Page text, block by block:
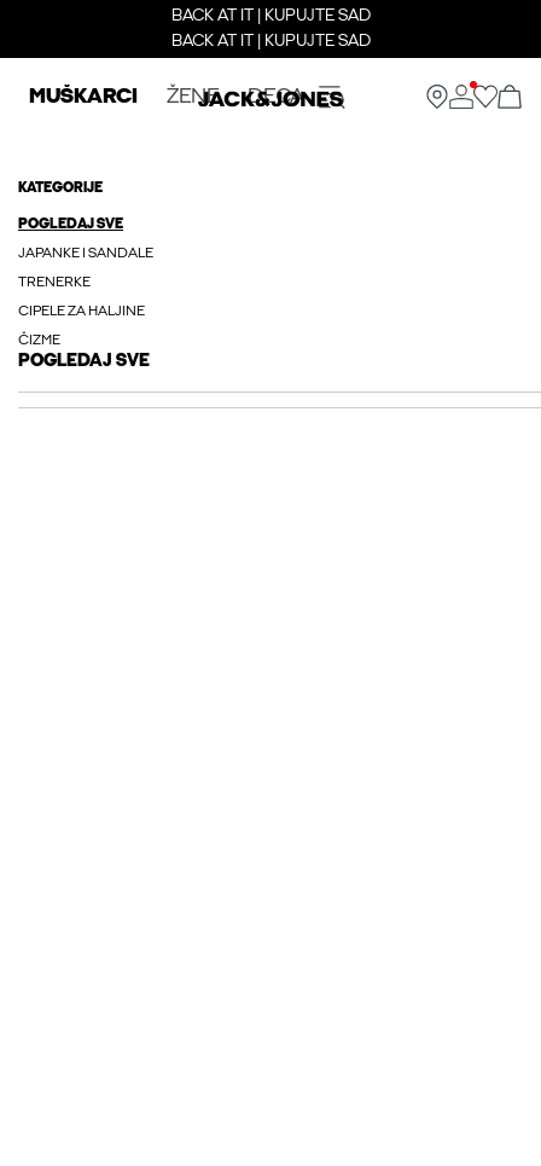
BACK AT IT | KUPUJTE SAD
BACK AT IT | KUPUJTE SAD
MUŠKARCI ŽENE DECA
KATEGORIJE
POGLEDAJ SVE
JAPANKE I SANDALE
TRENERKE
CIPELE ZA HALJINE
ČIZME
POGLEDAJ SVE